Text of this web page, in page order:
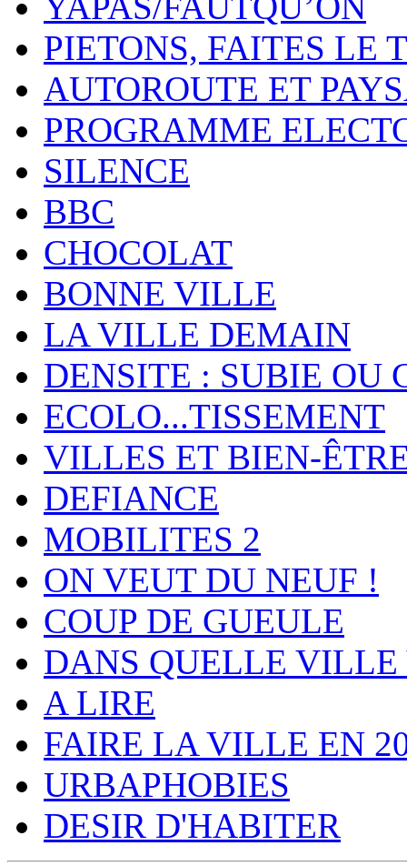
PIETONS, FAITES LE
AUTOROUTE ET
PROGRAMME
SILENCE
BBC
CHOCOLAT
BONNE VILLE
LA VILLE DEMAIN
DENSITE : SUBIE OU
ECOLO...TISSEMENT
VILLES ET BIEN-
DEFIANCE
MOBILITES 2
ON VEUT DU NEUF !
COUP DE GUEULE
DANS QUELLE
A LIRE
FAIRE LA VILLE EN
URBAPHOBIES
DESIR D'HABITER